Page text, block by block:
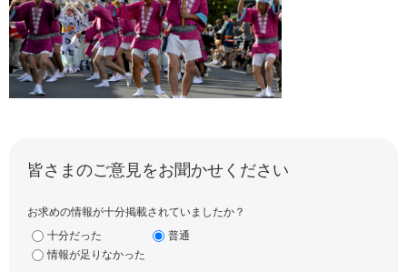
皆さまのご意見をお聞かせください
お求めの情報が十分掲載されていましたか？
十分だった
普通
情報が足りなかった